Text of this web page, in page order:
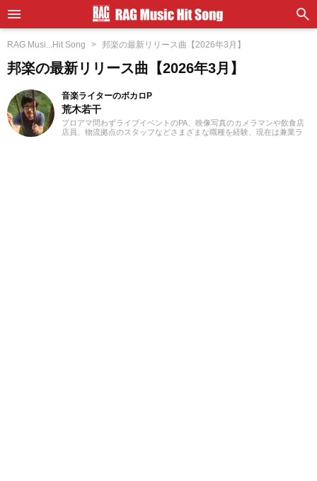
RAG Musi...Hit Song 邦楽の最新リリース曲【2026年3月】
邦楽の最新リリース曲【2026年3月】
音楽ライターのボカロP
荒木若干
プロアマ問わずライブイベントのPA、映像写真のカメラマンや飲食店
店員、物流拠点のスタッフなどさまざまな職種を経験、現在は兼業ラ